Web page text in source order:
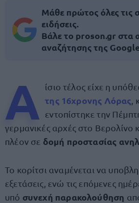
Μάθε πρώτος όλες τις
ειδήσεις.
Βάλε το proson.gr στα
αναζήτησης της
Α ίσιο τέλος είχε η
της 16χρονης Λόρας
εντοπίστηκε την
γερμανικές αρχές στο Βερολίνο
πλέον σε δομή προστασίας
Το κορίτσι αναμένεται να
εξετάσεις, ενώ τις επόμενες
υπό συνεχή παρακολούθηση